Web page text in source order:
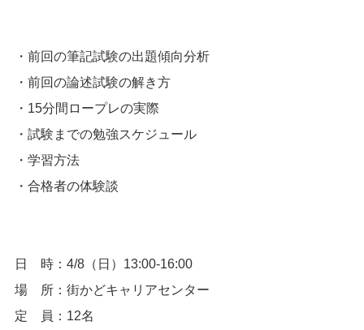
・前回の筆記試験の出題傾向分析
・前回の論述試験の解き方
・15分間ロープレの実際
・試験までの勉強スケジュール
・学習方法
・合格者の体験談
日 時：4/8（日）13:00-16:00
場 所：街かどキャリアセンター
定 員：12名